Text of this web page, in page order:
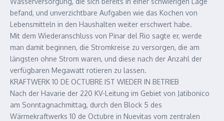
befand, und unverzichtbare Aufgaben wie das Kochen von
Lebensmitteln in den Haushalten weiter erschwert habe.
Mit dem Wiederanschluss von Pinar del Rio sagte er, werde
man damit beginnen, die Stromkreise zu versorgen, die am
längsten ohne Strom waren, und diese nach der Anzahl der
verfügbaren Megawatt rotieren zu lassen.
KRAFTWERK 10 DE OCTUBRE IST WIEDER IN BETRIEB
Nach der Havarie der 220 KV-Leitung im Gebiet von Jatibonico
am Sonntagnachmittag, durch den Block 5 des
Wärmekraftwerks 10 de Octubre in Nuevitas vom zentralen